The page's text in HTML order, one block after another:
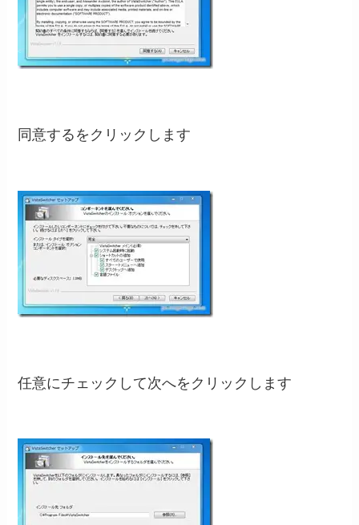
同意するをクリックします
任意にチェックして次へをクリックします